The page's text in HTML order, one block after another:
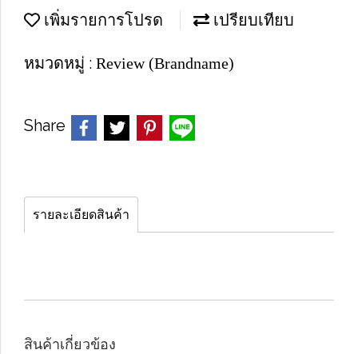
เพิ่มรายการโปรด เปรียบเทียบ
หมวดหมู่ : Review (Brandname)
Share
รายละเอียดสินค้า
สินค้าเกี่ยวข้อง